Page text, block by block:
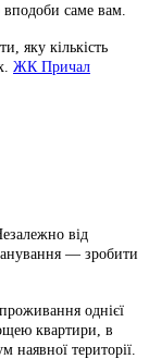
саме вам.
яку кількість
ЖК Причал
від
— зробити
однієї
квартири, в
території.